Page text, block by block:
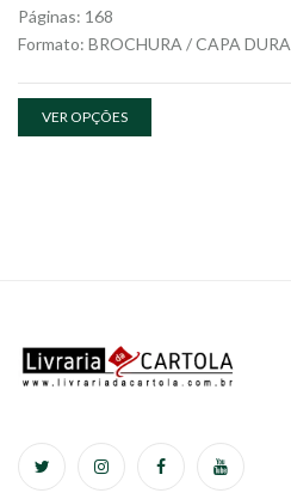
Páginas: 168
Formato: BROCHURA / CAPA DURA
VER OPÇÕES